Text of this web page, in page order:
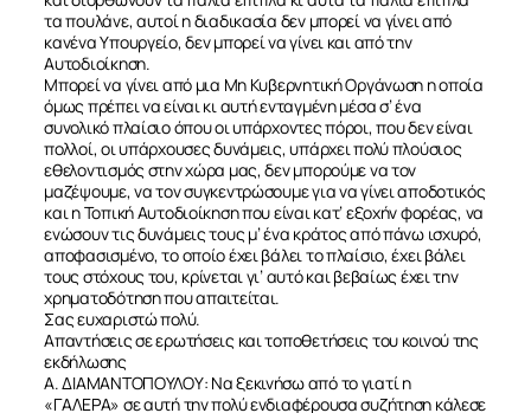
ΣΧΕΤΙΚΑ
ΝΕΑ
ΕΠΙΚΟΙΝΩΝΙΑ
τα πουλάνε, αυτοί η διαδικασία δεν μπορεί να γίνει από
κανένα Υπουργείο, δεν μπορεί να γίνει και από την
Αυτοδιοίκηση.
Μπορεί να γίνει από μια Μη Κυβερνητική Οργάνωση η οποία
όμως πρέπει να είναι κι αυτή ενταγμένη μέσα σ’ ένα
συνολικό πλαίσιο όπου οι υπάρχοντες πόροι, που δεν είναι
πολλοί, οι υπάρχουσες δυνάμεις, υπάρχει πολύ πλούσιος
εθελοντισμός στην χώρα μας, δεν μπορούμε να τον
μαζέψουμε, να τον συγκεντρώσουμε για να γίνει αποδοτικός
και η Τοπική Αυτοδιοίκηση που είναι κατ’ εξοχήν φορέας, να
ενώσουν τις δυνάμεις τους μ’ ένα κράτος από πάνω ισχυρό,
αποφασισμένο, το οποίο έχει βάλει το πλαίσιο, έχει βάλει
τους στόχους του, κρίνεται γι’ αυτό και βεβαίως έχει την
χρηματοδότηση που απαιτείται.
Σας ευχαριστώ πολύ.
Απαντήσεις σε ερωτήσεις και τοποθετήσεις του κοινού της
εκδήλωσης
Α. ΔΙΑΜΑΝΤΟΠΟΥΛΟΥ: Να ξεκινήσω από το γιατί η
«ΓΑΛΕΡΑ» σε αυτή την πολύ ενδιαφέρουσα συζήτηση κάλεσε